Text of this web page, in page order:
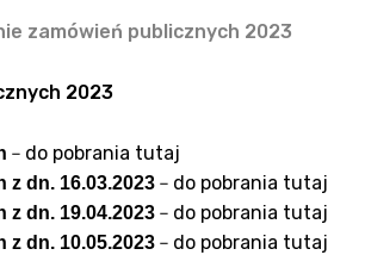
5
15
Śląskich 19
4
Konkursy
Powierzchnie do wynajęcia
Plany postępowań
zamówień publicznych 2023
2023
– do pobrania tutaj
z dn. 16.03.2023 – do pobrania tutaj
z dn. 19.04.2023 – do pobrania tutaj
z dn. 10.05.2023 – do pobrania tutaj